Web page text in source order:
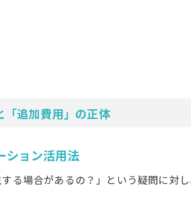
「追加費用」の正体
ション活用法
る場合があるの？」という疑問に対